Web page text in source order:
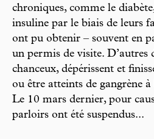
chroniques, comme le
insuline par le biais de leurs
ont pu obtenir – souvent en
un permis de visite. D’autres
chanceux, dépérissent et
ou être atteints de gangrène
Le 10 mars dernier, pour
parloirs ont été suspendus...